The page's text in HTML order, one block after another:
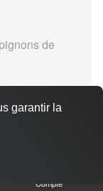
de
Compte
garantir la